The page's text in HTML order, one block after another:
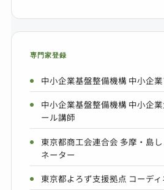
専門家登録
中小企業基盤整備機構 中小企
中小企業基盤整備機構 中小企
ール講師
東京都商工会連合会 多摩・島
ネーター
東京都よろず支援拠点 コーデ